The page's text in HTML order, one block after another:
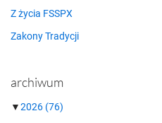
Z życia FSSPX
Zakony Tradycji
archiwum
▼2026 (76)